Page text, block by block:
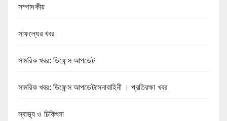
সম্পাদকীয়
সাফল্যের খবর
সামরিক খবর: ডিফেন্স আপডেট
সামরিক খবর: ডিফেন্স আপডেটসেনাবাহিনী । প্রতিরক্ষা খবর
স্বাস্থ্য ও চিকিৎসা